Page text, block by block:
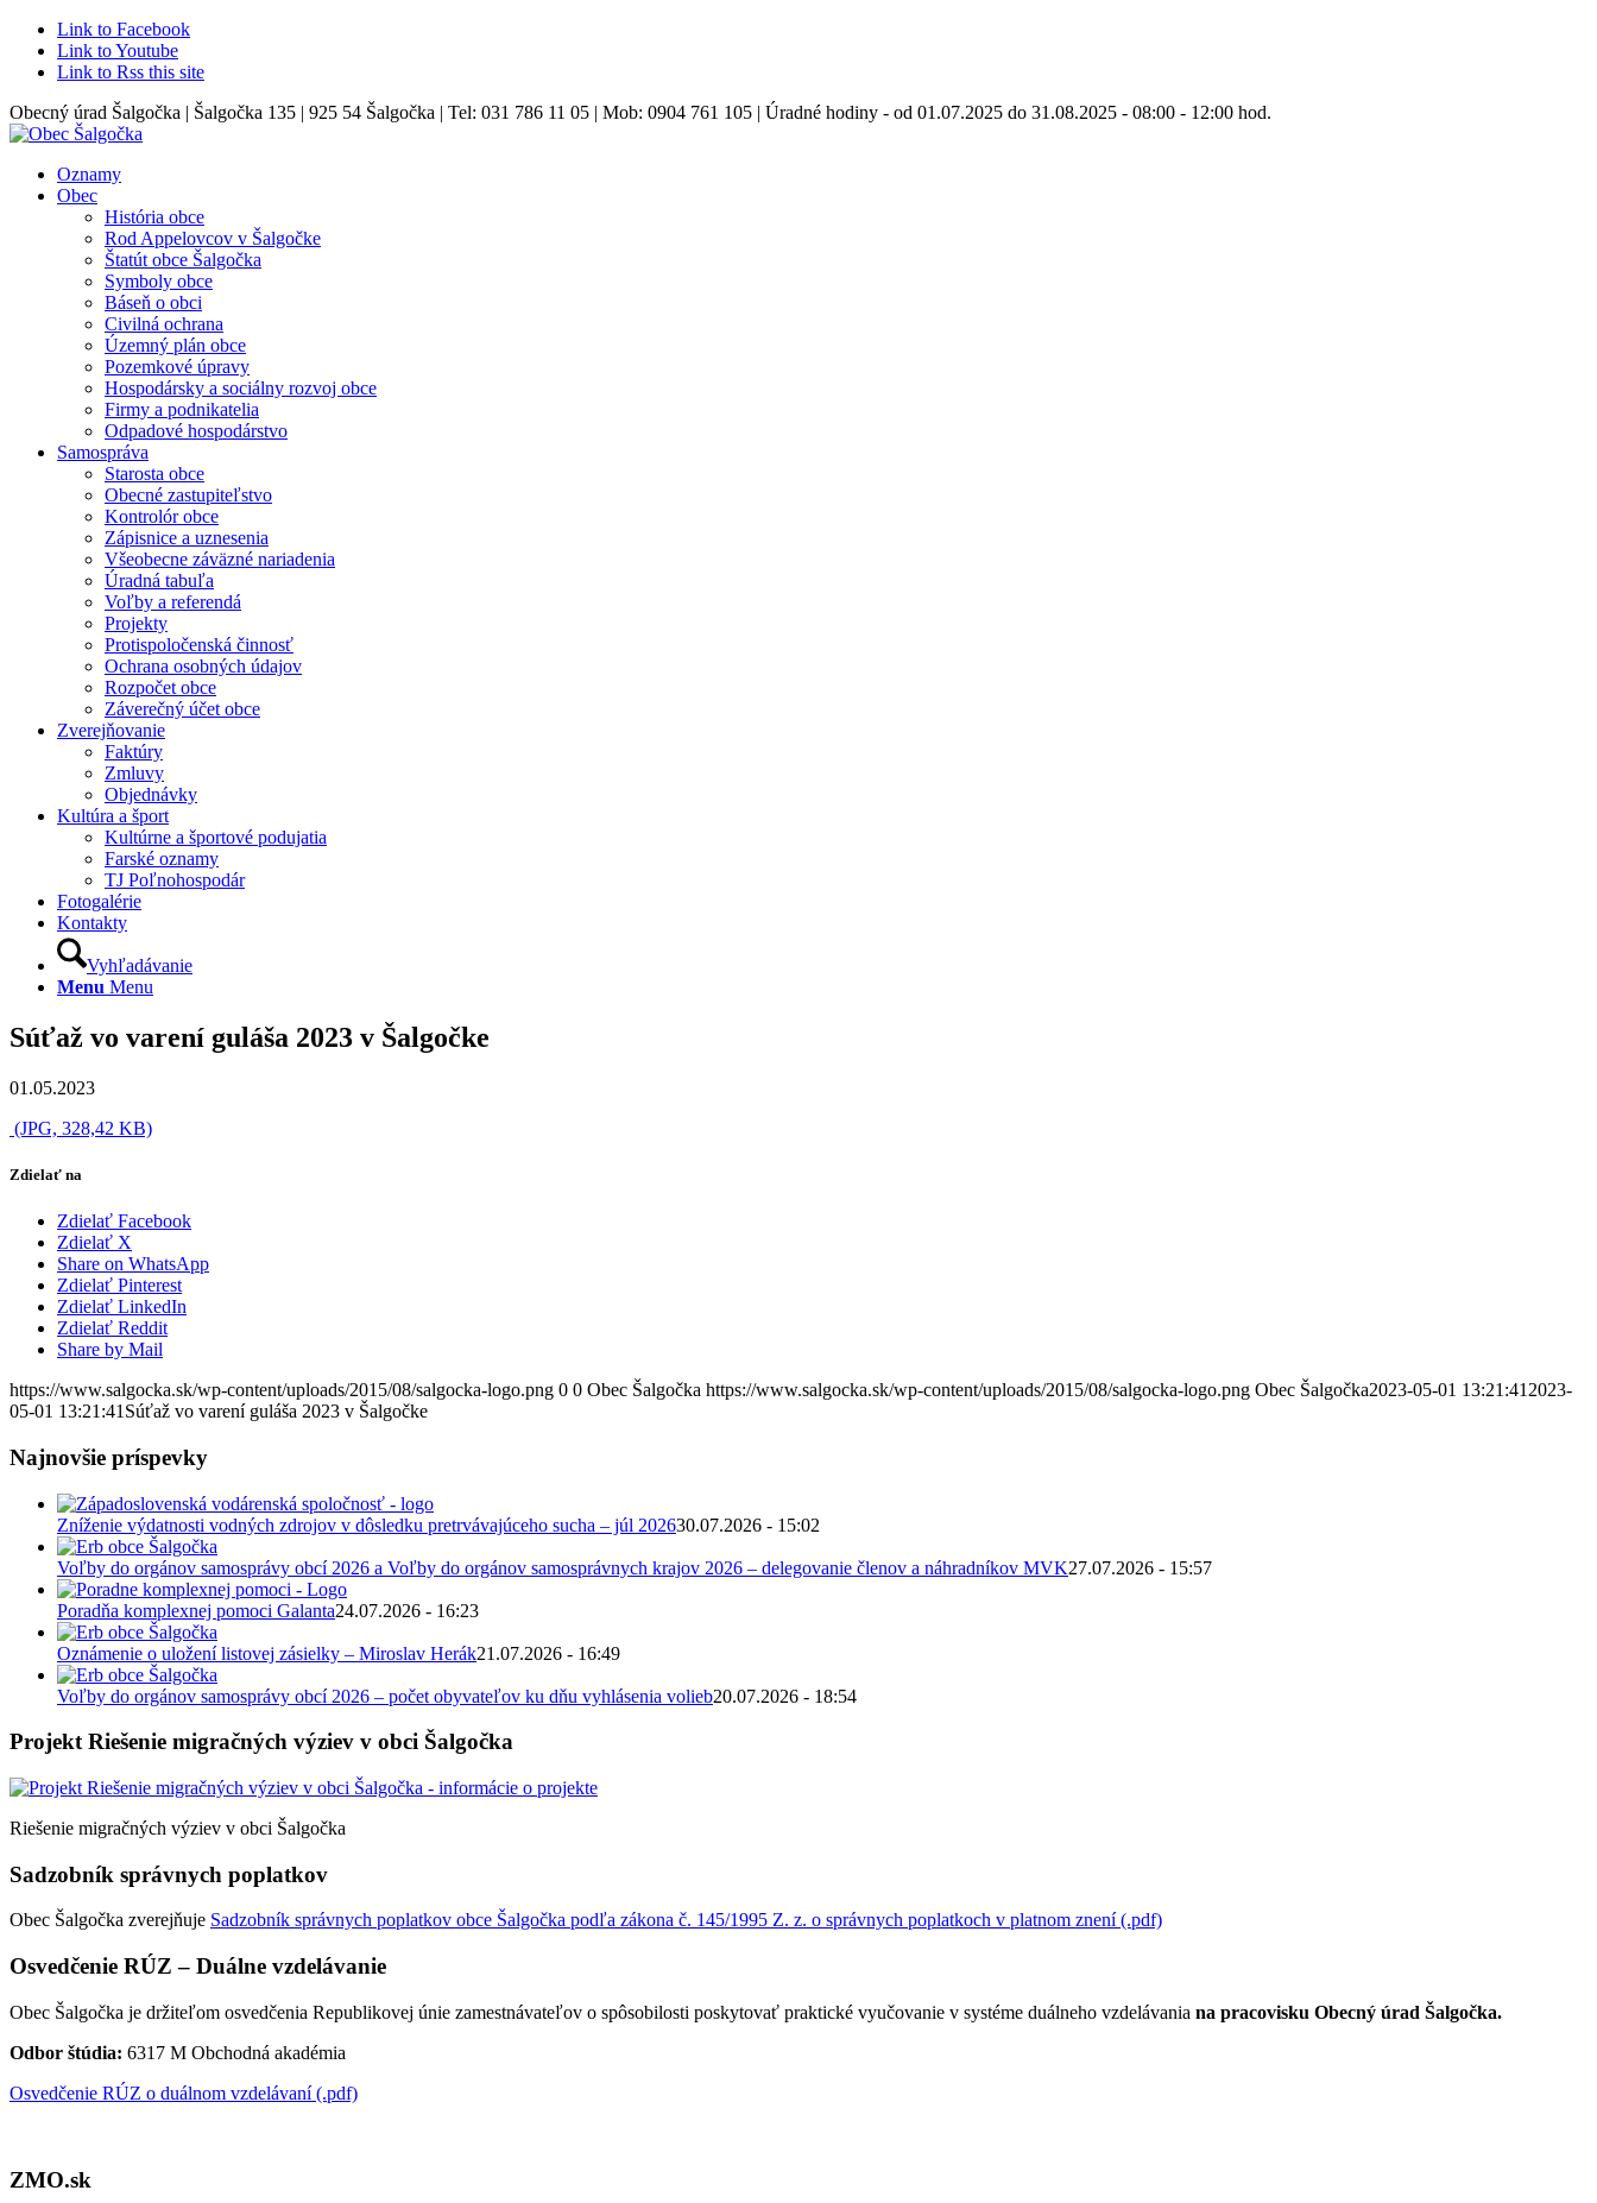
Link to Facebook
Link to Youtube
Link to Rss this site
Obecný úrad Šalgočka | Šalgočka 135 | 925 54 Šalgočka | Tel: 031 786 11 05 | Mob: 0904 761 105 | Úradné hodiny - od 01.07.2025 do 31.08.2025 - 08:00 - 12:00 hod.
Oznamy
Obec
História obce
Rod Appelovcov v Šalgočke
Štatút obce Šalgočka
Symboly obce
Báseň o obci
Civilná ochrana
Územný plán obce
Pozemkové úpravy
Hospodársky a sociálny rozvoj obce
Firmy a podnikatelia
Odpadové hospodárstvo
Samospráva
Starosta obce
Obecné zastupiteľstvo
Kontrolór obce
Zápisnice a uznesenia
Všeobecne záväzné nariadenia
Úradná tabuľa
Voľby a referendá
Projekty
Protispoločenská činnosť
Ochrana osobných údajov
Rozpočet obce
Záverečný účet obce
Zverejňovanie
Faktúry
Zmluvy
Objednávky
Kultúra a šport
Kultúrne a športové podujatia
Farské oznamy
TJ Poľnohospodár
Fotogalérie
Kontakty
Vyhľadávanie
Menu Menu
Súťaž vo varení guláša 2023 v Šalgočke
01.05.2023
(JPG, 328,42 KB)
Zdielať na
Zdielať Facebook
Zdielať X
Share on WhatsApp
Zdielať Pinterest
Zdielať LinkedIn
Zdielať Reddit
Share by Mail
https://www.salgocka.sk/wp-content/uploads/2015/08/salgocka-logo.png 0 0 Obec Šalgočka https://www.salgocka.sk/wp-content/uploads/2015/08/salgocka-logo.png Obec Šalgočka2023-05-01 13:21:41 2023-
05-01 13:21:41 Súťaž vo varení guláša 2023 v Šalgočke
Najnovšie príspevky
Zníženie výdatnosti vodných zdrojov v dôsledku pretrvávajúceho sucha – júl 202630.07.2026 - 15:02
Voľby do orgánov samosprávy obcí 2026 a Voľby do orgánov samosprávnych krajov 2026 – delegovanie členov a náhradníkov MVK27.07.2026 - 15:57
Poradňa komplexnej pomoci Galanta24.07.2026 - 16:23
Oznámenie o uložení listovej zásielky – Miroslav Herák21.07.2026 - 16:49
Voľby do orgánov samosprávy obcí 2026 – počet obyvateľov ku dňu vyhlásenia volieb20.07.2026 - 18:54
Projekt Riešenie migračných výziev v obci Šalgočka
Riešenie migračných výziev v obci Šalgočka
Sadzobník správnych poplatkov
Obec Šalgočka zverejňuje Sadzobník správnych poplatkov obce Šalgočka podľa zákona č. 145/1995 Z. z. o správnych poplatkoch v platnom znení (.pdf)
Osvedčenie RÚZ – Duálne vzdelávanie
Obec Šalgočka je držiteľom osvedčenia Republikovej únie zamestnávateľov o spôsobilosti poskytovať praktické vyučovanie v systéme duálneho vzdelávania na pracovisku Obecný úrad Šalgočka.
Odbor štúdia: 6317 M Obchodná akadémia
Osvedčenie RÚZ o duálnom vzdelávaní (.pdf)
ZMO.sk